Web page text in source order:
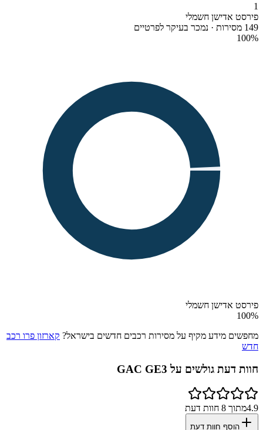
1
פירסט אדישן חשמלי
149 מסירות · נמכר בעיקר לפרטיים
100%
פירסט אדישן חשמלי
100%
מחפשים מידע מקיף על מסירות רכבים חדשים בישראל? קארזון פרו רכב
חדש
חוות דעת גולשים על GAC GE3
4.9מתוך 8 חוות דעת
הוסף חוות דעת